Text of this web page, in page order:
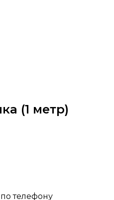
(1 метр)
телефону